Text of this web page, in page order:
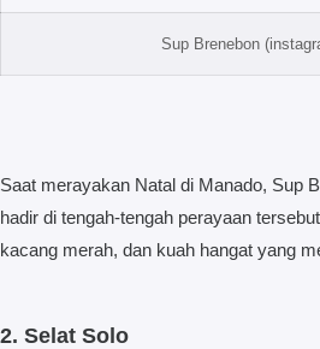
Sup Brenebon
Saat merayakan Natal di Manado, Sup
hadir di tengah-tengah perayaan
kacang merah, dan kuah hangat yang
2. Selat Solo